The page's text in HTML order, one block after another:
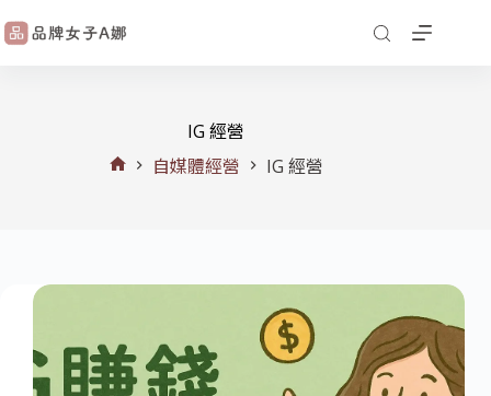
IG 經營
自媒體經營 IG 經營